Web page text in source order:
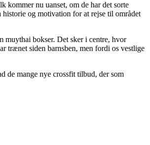
kommer nu uanset, om de har det sorte
og motivation for at rejse til området
muythai bokser. Det sker i centre, hvor
trænet siden barnsben, men fordi os vestlige
de mange nye crossfit tilbud, der som